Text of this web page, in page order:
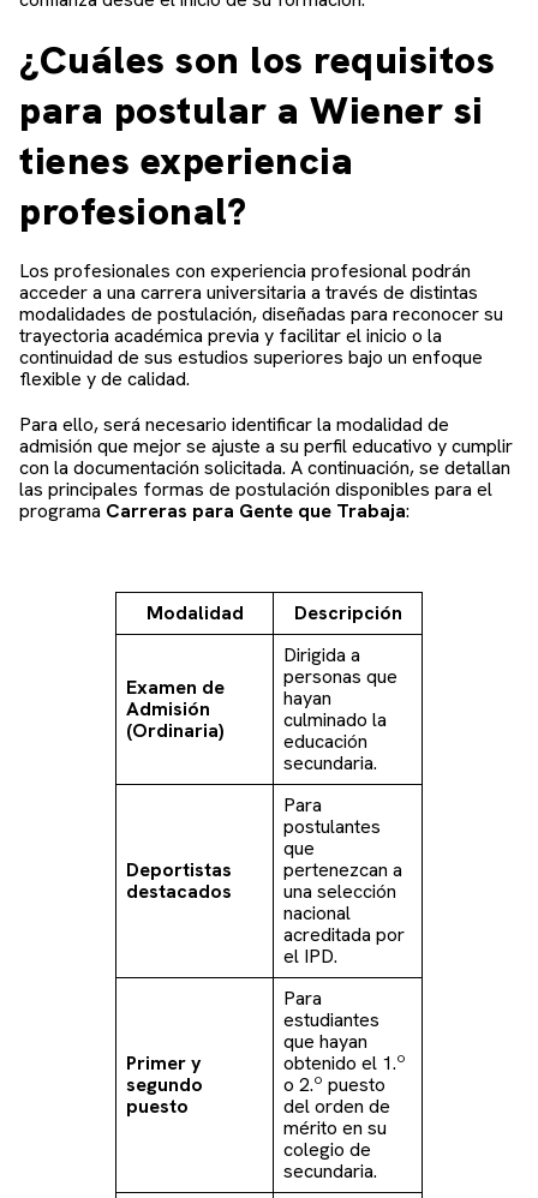
¿Cuáles son los requisitos
para postular a Wiener si
tienes experiencia
profesional?
Los profesionales con experiencia profesional podrán
acceder a una carrera universitaria a través de distintas
modalidades de postulación, diseñadas para reconocer su
trayectoria académica previa y facilitar el inicio o la
continuidad de sus estudios superiores bajo un enfoque
flexible y de calidad.
Para ello, será necesario identificar la modalidad de
admisión que mejor se ajuste a su perfil educativo y cumplir
con la documentación solicitada. A continuación, se detallan
las principales formas de postulación disponibles para el
programa Carreras para Gente que Trabaja:
Modalidad Descripción
Examen de
Admisión
(Ordinaria)
Dirigida a
personas que
hayan
culminado la
educación
secundaria.
Deportistas
destacados
Para
postulantes
que
pertenezcan a
una selección
nacional
acreditada por
el IPD.
Primer y
segundo
puesto
Para
estudiantes
que hayan
obtenido el 1.º
o 2.º puesto
del orden de
mérito en su
colegio de
secundaria.